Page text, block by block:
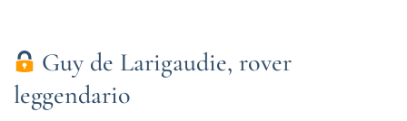
Guy de Larigaudie, rover
leggendario